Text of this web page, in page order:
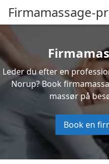
Firmamassage-
Leder du efter en
Norup? Book
massør på
Book en